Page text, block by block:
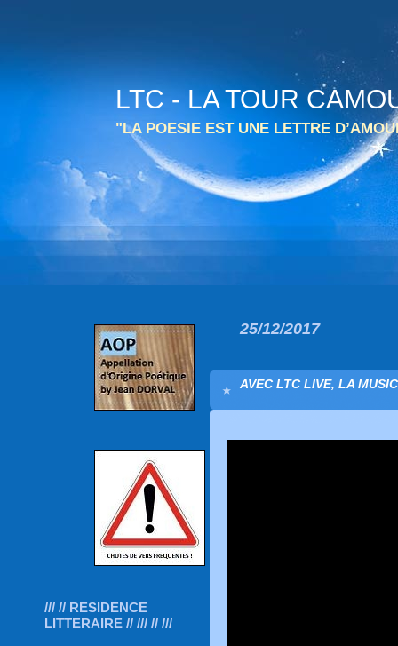
LTC - LA TOUR
"LA POESIE EST UNE LETTRE
/// // RESIDENCE
LITTERAIRE // /// // ///
25/12/2017
AVEC LTC LIVE, LA